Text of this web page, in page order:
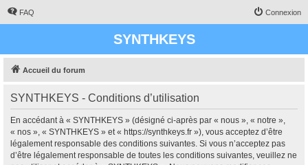
FAQ Connexion
SYNTHKEYS
Accueil du forum
SYNTHKEYS - Conditions d’utilisation
En accédant à « SYNTHKEYS » (désigné ci-après par « nous », « notre »,
« nos », « SYNTHKEYS » et « https://synthkeys.fr »), vous acceptez d’être
légalement responsable des conditions suivantes. Si vous n’acceptez pas
d’être légalement responsable de toutes les conditions suivantes, veuillez ne